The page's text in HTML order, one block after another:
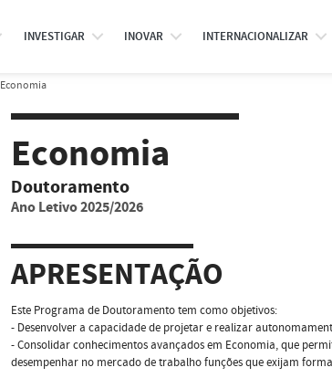
INVESTIGAR INOVAR INTERNACIONALIZAR
Economia
Economia
Doutoramento
Ano Letivo 2025/2026
APRESENTAÇÃO
Este Programa de Doutoramento tem como objetivos:
- Desenvolver a capacidade de projetar e realizar
- Consolidar conhecimentos avançados em Economia, que
desempenhar no mercado de trabalho funções que exijam